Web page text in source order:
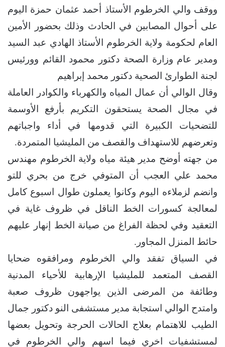
ووقف والي الخرطوم الأستاذ أحمد عثمان حمزة اليوم
على أحوال المصابين في الحادث وذلك بحضور الأمين
العام لحكومة ولاية الخرطوم الأستاذ الهادي عبد السيد
ومدير عام وزارة الصحة دكتور محمود القائم وورئيس
لجنة الطوارئ الصحية دكتور محمد إبراهيم
وقال الوالي أن عمال المياه والكهرباء والكوادر العاملة
في مجال الصحة يستحقون التكريم بأرفع الأوسمة
للتضحيات الكبيرة التي قدومها في أداء واجباتهم
وتعرضهم للاستهداف والقصف من المليشيا المتمردة.
من جهته أوضح مدير هيئة مياه ولاية الخرطوم مهندس
محمد علي العجب أن المتوفي خرج من بحري للتو
وانضم لزملاءه اليوم وكانوا يعملون طوال اسبوع كامل
لمعالجة كسورات الخط الناقل في ظروف غاية في
التعقيد وفي لحظة الفراغ من صيانة الخط إنهار عليهم
حائط المنزل المجاور.
في السياق تفقد والي الخرطوم ومرافقوه ضحايا
القصف المتعمد للمليشيا الإرهابية للأحياء المدنية
وطائفة من المرضى الذين يواجهون ظروف صعبة
وامتدح الوالي استجابة مدير مستشفى النو دكتور جمال
الطيب للاهتمام بعلاج الحالات الحرجة وتحويل بعضها
لمستشفيات اخري فيما اسهم والي الخرطوم في